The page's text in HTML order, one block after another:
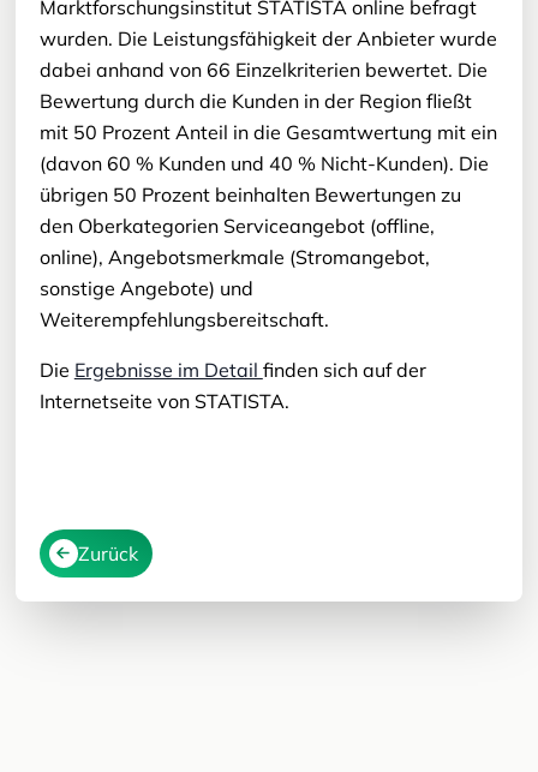
Marktforschungsinstitut STATISTA online befragt
wurden. Die Leistungsfähigkeit der Anbieter wurde
dabei anhand von 66 Einzelkriterien bewertet. Die
Bewertung durch die Kunden in der Region fließt
mit 50 Prozent Anteil in die Gesamtwertung mit ein
(davon 60 % Kunden und 40 % Nicht-Kunden). Die
übrigen 50 Prozent beinhalten Bewertungen zu
den Oberkategorien Serviceangebot (offline,
online), Angebotsmerkmale (Stromangebot,
sonstige Angebote) und
Weiterempfehlungsbereitschaft.
Die Ergebnisse im Detail finden sich auf der
Internetseite von STATISTA.
Zurück